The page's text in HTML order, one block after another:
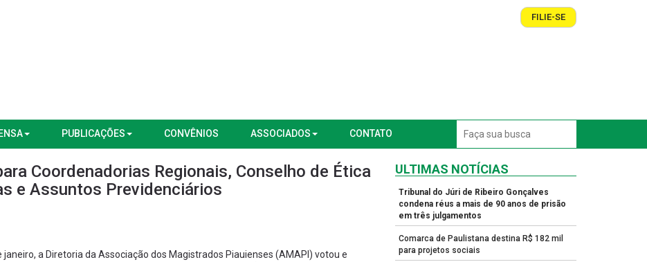
FILIE-SE
PUBLICAÇÕES CONVÊNIOS ASSOCIADOS CONTATO
Coordenadorias Regionais, Conselho de Ética
e Assuntos Previdenciários
a Diretoria da Associação dos Magistrados Piauienses (AMAPI) votou e
ULTIMAS NOTÍCIAS
Tribunal do Júri de Ribeiro Gonçalves
condena réus a mais de 90 anos de prisão
em três julgamentos
Comarca de Paulistana destina R$ 182 mil
para projetos sociais